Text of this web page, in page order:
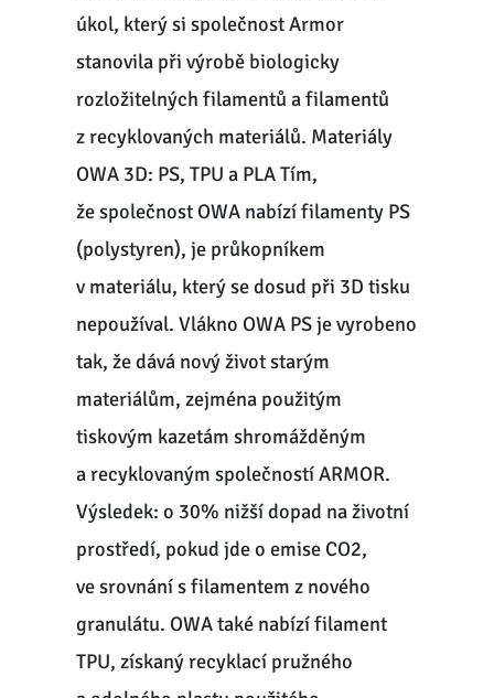
úkol, který si společnost Armor
stanovila při výrobě biologicky
rozložitelných filamentů a filamentů
z recyklovaných materiálů. Materiály
OWA 3D: PS, TPU a PLA Tím,
že společnost OWA nabízí filamenty PS
(polystyren), je průkopníkem
v materiálu, který se dosud při 3D tisku
nepoužíval. Vlákno OWA PS je vyrobeno
tak, že dává nový život starým
materiálům, zejména použitým
tiskovým kazetám shromážděným
a recyklovaným společností ARMOR.
Výsledek: o 30% nižší dopad na životní
prostředí, pokud jde o emise CO2,
ve srovnání s filamentem z nového
granulátu. OWA také nabízí filament
TPU, získaný recyklací pružného